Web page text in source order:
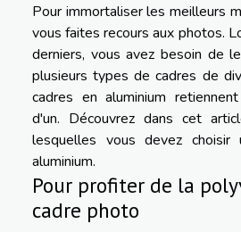
Pour immortaliser les meilleurs
vous faites recours aux photos.
derniers, vous avez besoin de
plusieurs types de cadres de
cadres en aluminium
d'un. Découvrez dans cet
lesquelles vous devez
aluminium.
Pour profiter de la
cadre photo